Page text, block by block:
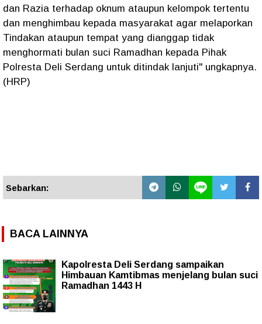
dan Razia terhadap oknum ataupun kelompok tertentu
dan menghimbau kepada masyarakat agar melaporkan
Tindakan ataupun tempat yang dianggap tidak
menghormati bulan suci Ramadhan kepada Pihak
Polresta Deli Serdang untuk ditindak lanjuti" ungkapnya.
(HRP)
Sebarkan:
BACA LAINNYA
Kapolresta Deli Serdang sampaikan
Himbauan Kamtibmas menjelang bulan suci
Ramadhan 1443 H